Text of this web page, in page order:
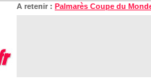
A retenir : Palmarès Coupe du